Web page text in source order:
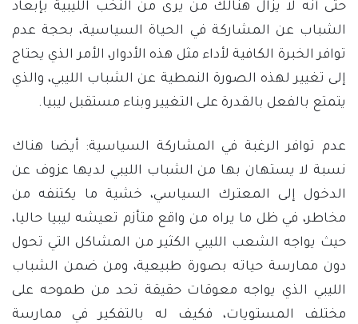
حتى أنه لا يزال هنالك من يرى من النخب الليبية بإبعاد
الشباب عن المشاركة في الحياة السياسية، بحجة عدم
توافر الخبرة الكافية لأداء مثل هذه الأدوار، الأمر الذي يحتاج
إلى تغيير لهذه الصورة النمطية عن الشباب الليبي، والذي
يتمتع بالفعل بالقدرة على التغيير وبناء مستقبل ليبيا.
عدم توافر الرغبة في المشاركة السياسية: أيضا هناك
نسبة لا يستهان بها من الشباب الليبي لديها عزوف عن
الدخول إلى المعترك السياسي، خشية ما يكتنفه من
مخاطر، في ظل ما يراه من واقع متأزم تعيشه ليبيا حاليا،
حيث يواجه الشعب الليبي الكثير من المشاكل التي تحول
دون ممارسة حياته بصورة طبيعية، ومن ضمن الشباب
الليبي الذي يواجه معوقات حقيقة تحد من طموحه على
مختلف المستويات، فكيف له بالتفكير في ممارسة